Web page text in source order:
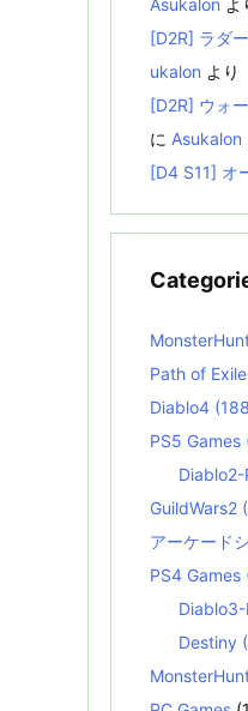
[D2R] ラダ
ukalon より
[D2R] ウォ
に Asukalon
[D4 S11] オ
Path of
Diablo4
PS5 Games
Diablo2-
GuildWars2
アーケード
PS4 Games
Destiny